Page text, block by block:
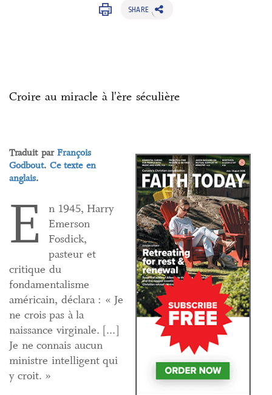
SHARE
Croire au miracle à l'ère séculière
Traduit par François
Godbout. Ce texte en
anglais.
E
n 1945, Harry
Emerson
Fosdick,
pasteur et
critique du
fondamentalisme
américain, déclara : « Je
ne crois pas à la
naissance virginale. [...]
Je ne connais aucun
ministre intelligent qui
y croit. »